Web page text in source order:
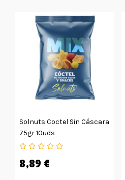
Solnuts Coctel Sin Cáscara
75gr 10uds
8,89 €